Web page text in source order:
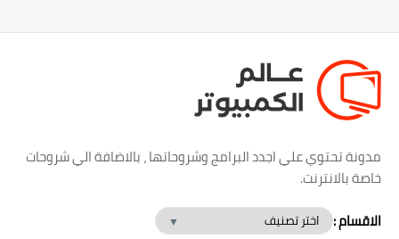
مدونة تحتوي علي اجدد البرامج وشروحاتها ، بالاضافة الي شروحات
خاصة بالانترنت.
الاقسام :